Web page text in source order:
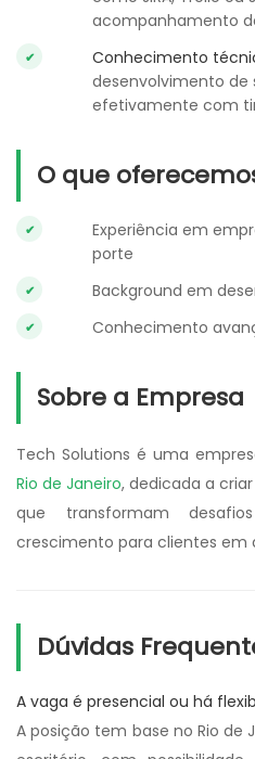
acompanhamento
Conhecimento
desenvolvimento de
efetivamente com
O que
Experiência em
porte
Background em
Conhecimento
Sobre a Empresa
Tech Solutions é uma
Rio de Janeiro, dedicada a
que transformam
crescimento para clientes em
Dúvidas
A vaga é presencial ou há
A posição tem base no Rio de